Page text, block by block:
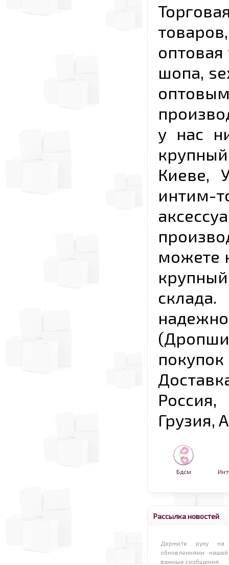
шопа,
у нас
Киеве,
можете
Грузия,
Бдсм
Рассылка новостей
Держите руку на
обновлениями
важные сообщения.